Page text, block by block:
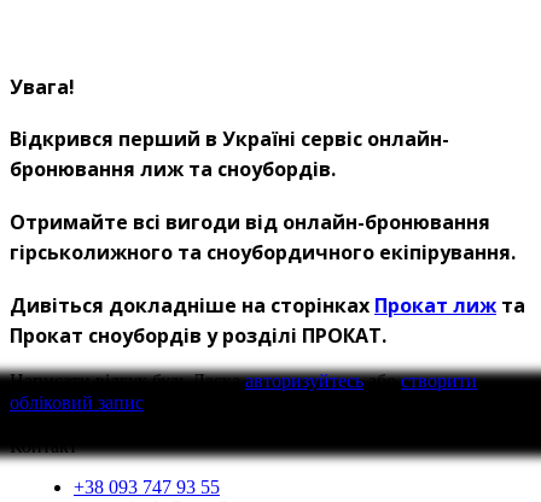
Увага!
Відкрився перший в Україні сервіс онлайн-
бронювання лиж та сноубордів.
Отримайте всі вигоди від онлайн-бронювання
гірськолижного та сноубордичного екіпірування.
Дивіться докладніше на сторінках Прокат лиж та
Прокат сноубордів у розділі ПРОКАТ.
Написати відгукбудь Ласкаавторизуйтесьабостворити
обліковий запис
Контакт
+38 093 747 93 55